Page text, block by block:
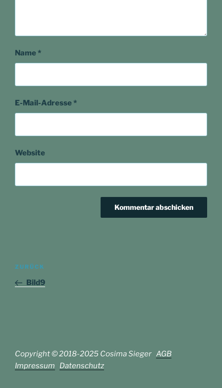
Name*
E-Mail-Adresse*
Website
Beitragsnavigation
Vorheriger
Beitrag
ZURÜCK
Bild9
Copyright © 2018-2025 Cosima Sieger AGB
Impressum
Datenschutz